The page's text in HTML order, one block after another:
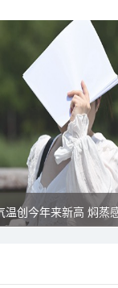
温创今年来新高 焖蒸